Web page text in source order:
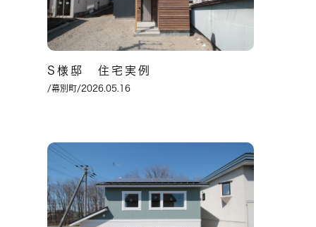
S様邸 住宅実例
/幕別町/2026.05.16